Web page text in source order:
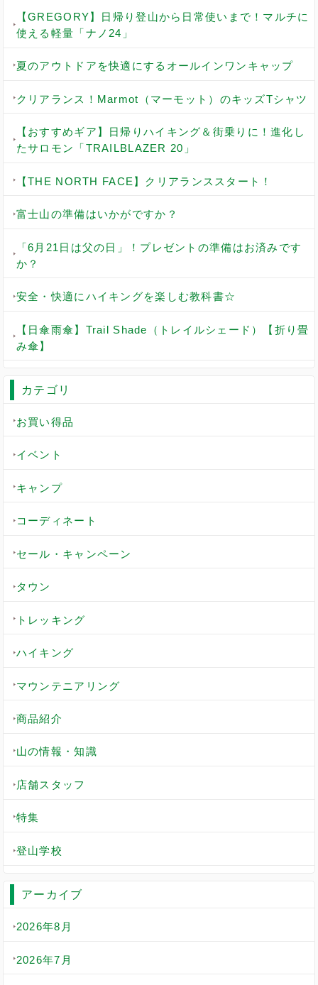
【GREGORY】日帰り登山から日常使いまで！マルチに
使える軽量「ナノ24」
夏のアウトドアを快適にするオールインワンキャップ
クリアランス！Marmot（マーモット）のキッズTシャツ
【おすすめギア】日帰りハイキング＆街乗りに！進化し
たサロモン「TRAILBLAZER 20」
【THE NORTH FACE】クリアランススタート！
富士山の準備はいかがですか？
「6月21日は父の日」！プレゼントの準備はお済みです
か？
安全・快適にハイキングを楽しむ教科書☆
【日傘雨傘】Trail Shade（トレイルシェード）【折り畳
み傘】
カテゴリ
お買い得品
イベント
キャンプ
コーディネート
セール・キャンペーン
タウン
トレッキング
ハイキング
マウンテニアリング
商品紹介
山の情報・知識
店舗スタッフ
特集
登山学校
アーカイブ
2026年8月
2026年7月